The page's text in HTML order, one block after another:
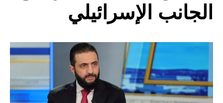
الجانب الإسرائيلي